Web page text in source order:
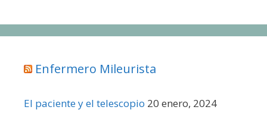
Enfermero Mileurista
El paciente y el telescopio 20 enero, 2024